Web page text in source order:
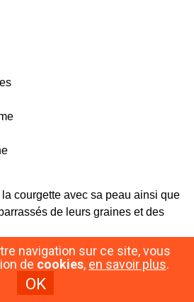
navigation sur ce site, vous
de cookies, en savoir plus.
OK
courgette avec sa peau ainsi que
de leurs graines et des
ajoutez le jus du citron, les
et le sucre.
deux heures.
une bassine à confiture ou dans